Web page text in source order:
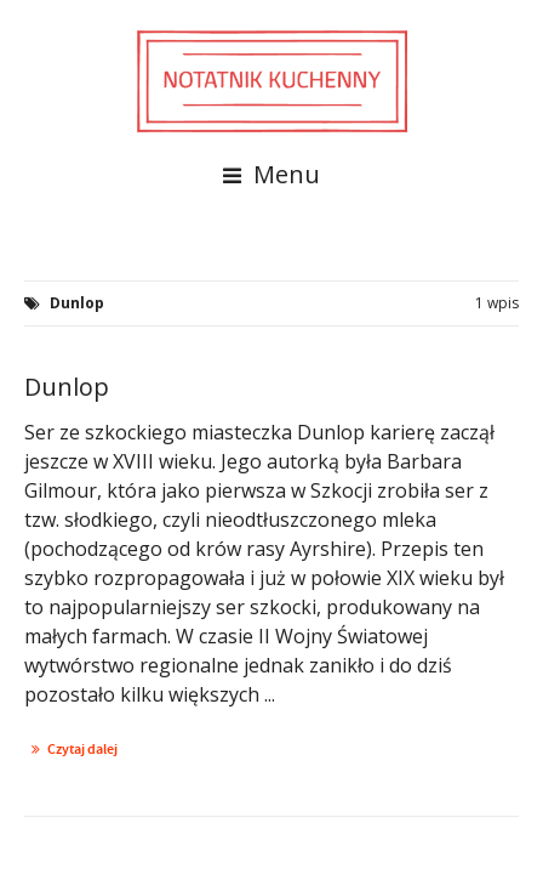
Menu
Dunlop 1 wpis
Dunlop
Ser ze szkockiego miasteczka Dunlop karierę zaczął
jeszcze w XVIII wieku. Jego autorką była Barbara
Gilmour, która jako pierwsza w Szkocji zrobiła ser z
tzw. słodkiego, czyli nieodtłuszczonego mleka
(pochodzącego od krów rasy Ayrshire). Przepis ten
szybko rozpropagowała i już w połowie XIX wieku był
to najpopularniejszy ser szkocki, produkowany na
małych farmach. W czasie II Wojny Światowej
wytwórstwo regionalne jednak zanikło i do dziś
pozostało kilku większych ...
Czytaj dalej